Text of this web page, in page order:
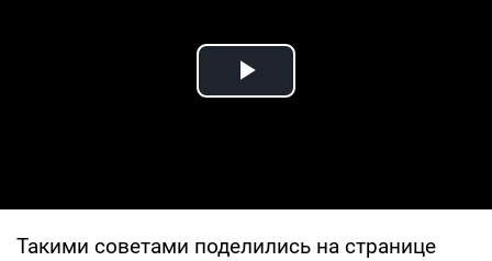
Play Video
Такими советами поделились на странице